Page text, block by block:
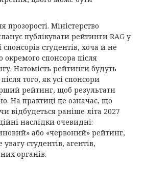
прозорості. Міністерство
публікувати рейтинги RAG у
студентів, хоча й не
окремого спонсора після
Натомість рейтинги будуть
того, як усі спонсори
рейтинг, щоб результати
На практиці це означає, що
відбудеться раніше літа 2027
наслідки очевидні:
або «червоний» рейтинг,
студентів, агентів,
органів.